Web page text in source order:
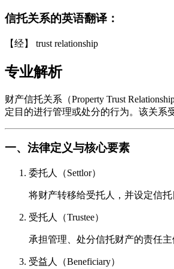
信托关系的英语翻译：
【经】 trust relationship
专业解析
财产信托关系（Property Trust
定目的进行管理或处分的行为。该关系
一、法律定义与核心要素
委托人（Settlor）
将财产转移给受托人，并设定信
受托人（Trustee）
承担管理、处分信托财产的责任
受益人（Beneficiary）